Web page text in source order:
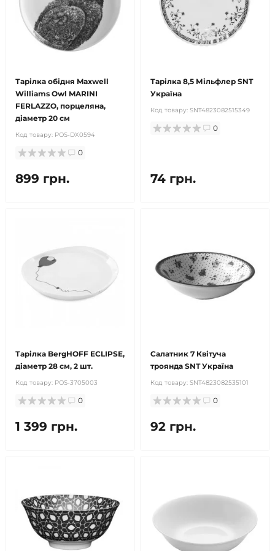
Тарілка обідня Maxwell
Williams Owl MARINI
FERLAZZO, порцеляна,
діаметр 20 см
Код товару: POS-DX0594
0
899 грн.
Тарілка 8,5 Мільфлер SNT
Україна
Код товару: SNT4823082515349
0
74 грн.
Тарілка BergHOFF ECLIPSE,
діаметр 28 см, 2 шт.
Код товару: POS-3705003
0
1 399 грн.
Салатник 7 Квітуча
троянда SNT Україна
Код товару: SNT4823082535101
0
92 грн.